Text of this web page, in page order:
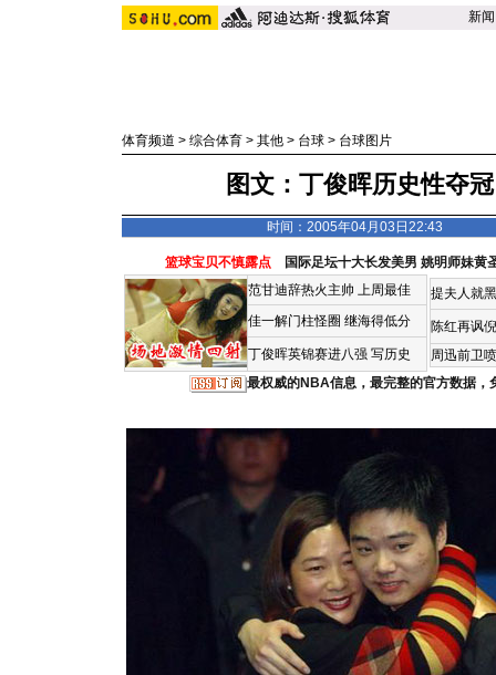
新闻
体育频道 > 综合体育 > 其他 > 台球 > 台球图片
图文：丁俊晖历史性夺
时间：2005年04月03日22:43
篮球宝贝不慎露点 国际足坛十大长发美男 姚明师妹黄
范甘迪辞热火主帅 上周最佳
佳一解门柱怪圈 继海得低分
丁俊晖英锦赛进八强 写历史
提夫人就
陈红再讽
周迅前卫
最权威的NBA信息，最完整的官方数据，